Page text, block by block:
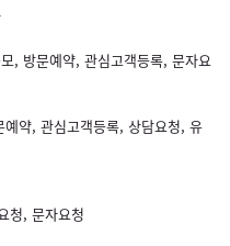
, 방문예약, 관심고객등록, 문자요
약, 관심고객등록, 상담요청, 유
청, 문자요청